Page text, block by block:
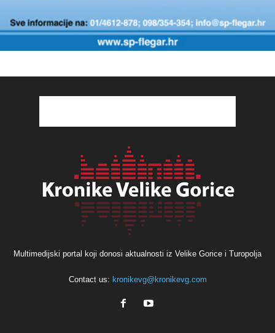
Multimedijski portal koji donosi aktualnosti iz Velike Gorice i Turopolja
Contact us: kronikevg@kronikevg.com